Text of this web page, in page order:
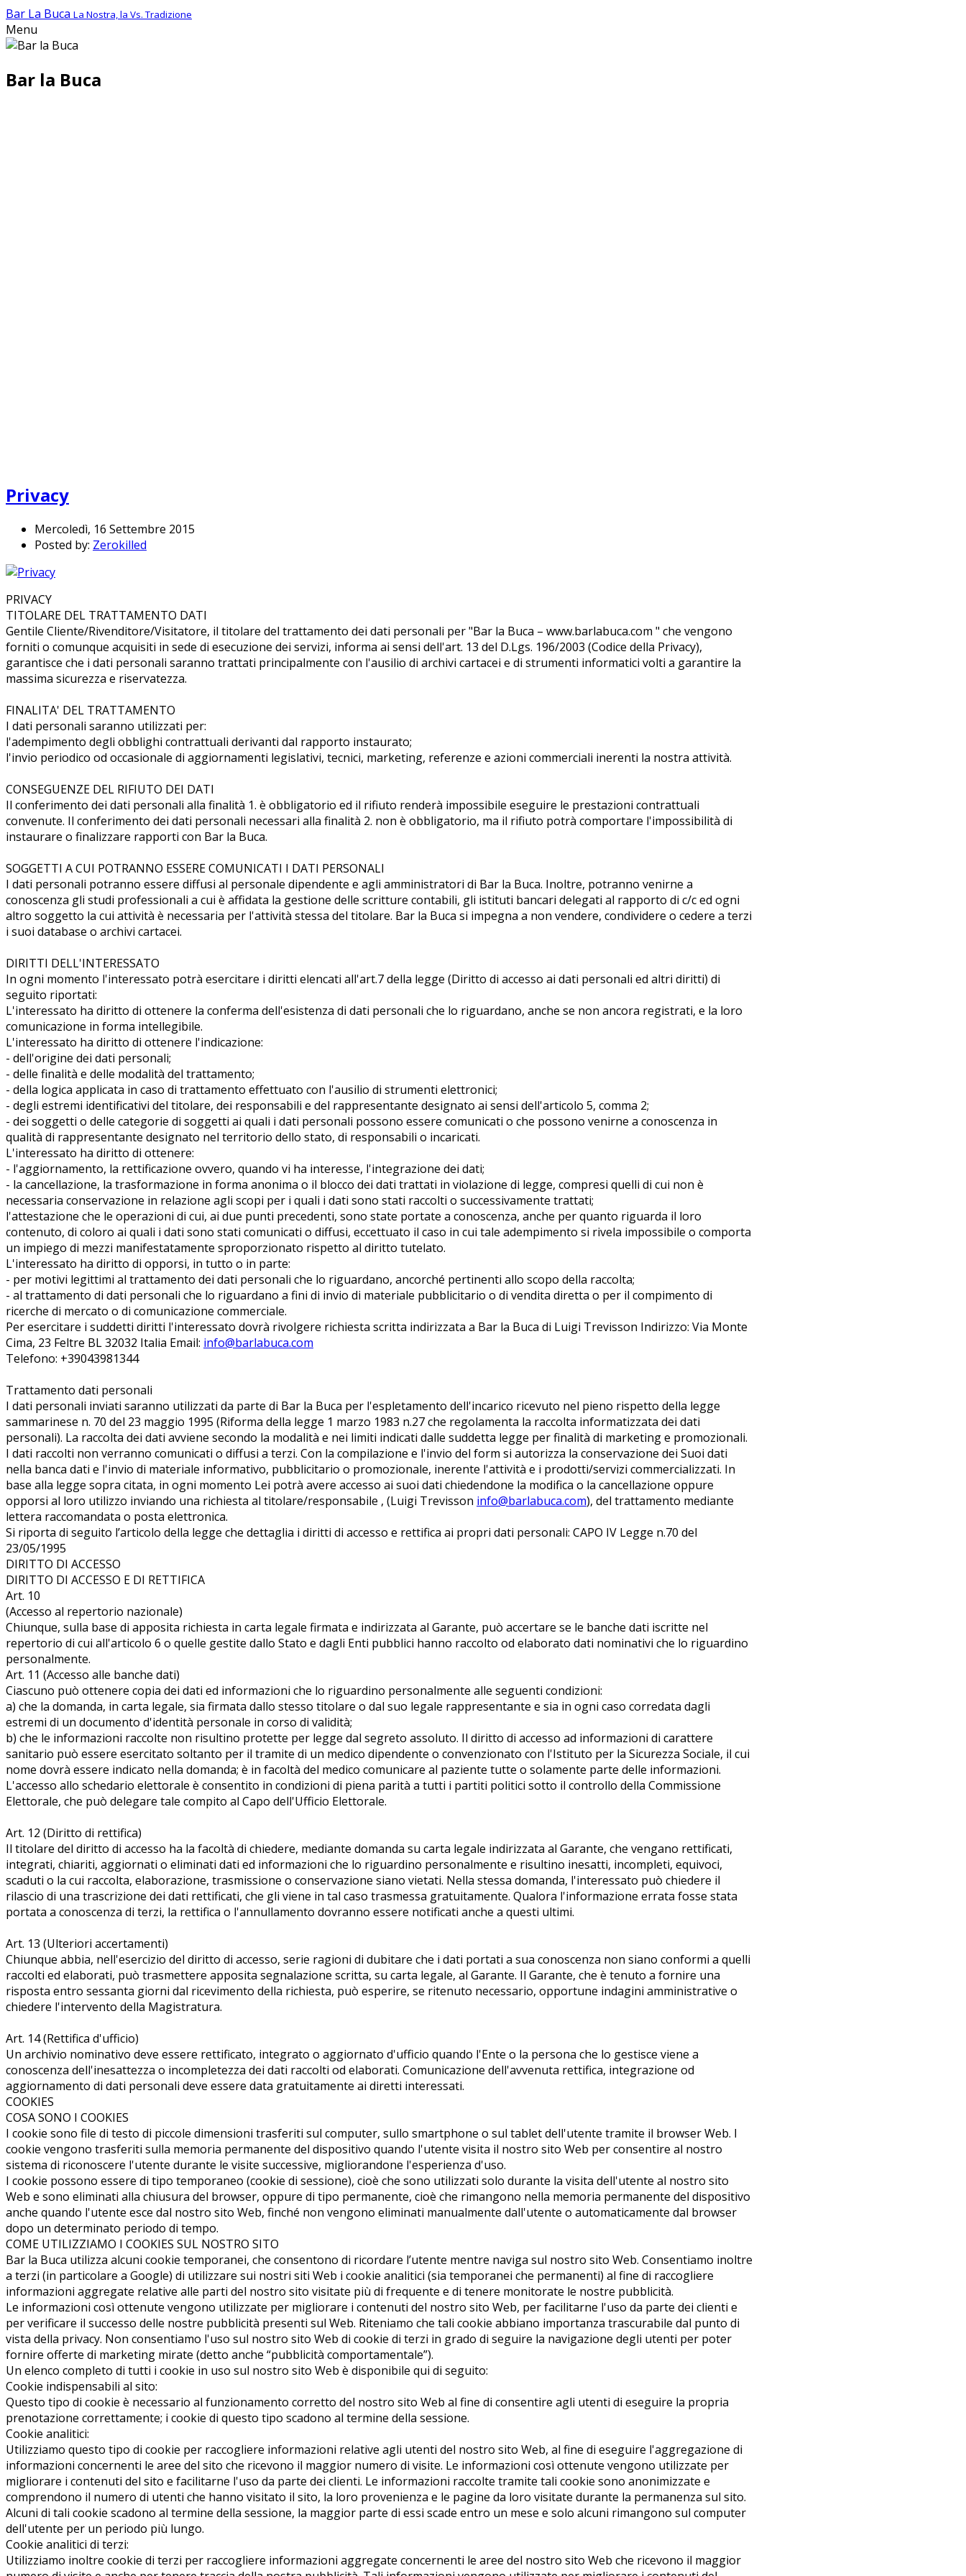
Bar La Buca La Nostra, la Vs. Tradizione
Menu
Bar la Buca
Privacy
Mercoledì, 16 Settembre 2015
Posted by: Zerokilled
PRIVACY
TITOLARE DEL TRATTAMENTO DATI
Gentile Cliente/Rivenditore/Visitatore, il titolare del trattamento dei dati personali per "Bar la Buca – www.barlabuca.com " che vengono
forniti o comunque acquisiti in sede di esecuzione dei servizi, informa ai sensi dell'art. 13 del D.Lgs. 196/2003 (Codice della Privacy),
garantisce che i dati personali saranno trattati principalmente con l'ausilio di archivi cartacei e di strumenti informatici volti a garantire la
massima sicurezza e riservatezza.
FINALITA' DEL TRATTAMENTO
I dati personali saranno utilizzati per:
l'adempimento degli obblighi contrattuali derivanti dal rapporto instaurato;
l'invio periodico od occasionale di aggiornamenti legislativi, tecnici, marketing, referenze e azioni commerciali inerenti la nostra attività.
CONSEGUENZE DEL RIFIUTO DEI DATI
Il conferimento dei dati personali alla finalità 1. è obbligatorio ed il rifiuto renderà impossibile eseguire le prestazioni contrattuali
convenute. Il conferimento dei dati personali necessari alla finalità 2. non è obbligatorio, ma il rifiuto potrà comportare l'impossibilità di
instaurare o finalizzare rapporti con Bar la Buca.
SOGGETTI A CUI POTRANNO ESSERE COMUNICATI I DATI PERSONALI
I dati personali potranno essere diffusi al personale dipendente e agli amministratori di Bar la Buca. Inoltre, potranno venirne a
conoscenza gli studi professionali a cui è affidata la gestione delle scritture contabili, gli istituti bancari delegati al rapporto di c/c ed ogni
altro soggetto la cui attività è necessaria per l'attività stessa del titolare. Bar la Buca si impegna a non vendere, condividere o cedere a terzi
i suoi database o archivi cartacei.
DIRITTI DELL'INTERESSATO
In ogni momento l'interessato potrà esercitare i diritti elencati all'art.7 della legge (Diritto di accesso ai dati personali ed altri diritti) di
seguito riportati:
L'interessato ha diritto di ottenere la conferma dell'esistenza di dati personali che lo riguardano, anche se non ancora registrati, e la loro
comunicazione in forma intellegibile.
L'interessato ha diritto di ottenere l'indicazione:
- dell'origine dei dati personali;
- delle finalità e delle modalità del trattamento;
- della logica applicata in caso di trattamento effettuato con l'ausilio di strumenti elettronici;
- degli estremi identificativi del titolare, dei responsabili e del rappresentante designato ai sensi dell'articolo 5, comma 2;
- dei soggetti o delle categorie di soggetti ai quali i dati personali possono essere comunicati o che possono venirne a conoscenza in
qualità di rappresentante designato nel territorio dello stato, di responsabili o incaricati.
L'interessato ha diritto di ottenere:
- l'aggiornamento, la rettificazione ovvero, quando vi ha interesse, l'integrazione dei dati;
- la cancellazione, la trasformazione in forma anonima o il blocco dei dati trattati in violazione di legge, compresi quelli di cui non è
necessaria conservazione in relazione agli scopi per i quali i dati sono stati raccolti o successivamente trattati;
l'attestazione che le operazioni di cui, ai due punti precedenti, sono state portate a conoscenza, anche per quanto riguarda il loro
contenuto, di coloro ai quali i dati sono stati comunicati o diffusi, eccettuato il caso in cui tale adempimento si rivela impossibile o comporta
un impiego di mezzi manifestatamente sproporzionato rispetto al diritto tutelato.
L'interessato ha diritto di opporsi, in tutto o in parte:
- per motivi legittimi al trattamento dei dati personali che lo riguardano, ancorché pertinenti allo scopo della raccolta;
- al trattamento di dati personali che lo riguardano a fini di invio di materiale pubblicitario o di vendita diretta o per il compimento di
ricerche di mercato o di comunicazione commerciale.
Per esercitare i suddetti diritti l'interessato dovrà rivolgere richiesta scritta indirizzata a Bar la Buca di Luigi Trevisson Indirizzo: Via Monte
Cima, 23 Feltre BL 32032 Italia Email: info@barlabuca.com
Telefono: +39043981344
Trattamento dati personali
I dati personali inviati saranno utilizzati da parte di Bar la Buca per l'espletamento dell'incarico ricevuto nel pieno rispetto della legge
sammarinese n. 70 del 23 maggio 1995 (Riforma della legge 1 marzo 1983 n.27 che regolamenta la raccolta informatizzata dei dati
personali). La raccolta dei dati avviene secondo la modalità e nei limiti indicati dalle suddetta legge per finalità di marketing e promozionali.
I dati raccolti non verranno comunicati o diffusi a terzi. Con la compilazione e l'invio del form si autorizza la conservazione dei Suoi dati
nella banca dati e l'invio di materiale informativo, pubblicitario o promozionale, inerente l'attività e i prodotti/servizi commercializzati. In
base alla legge sopra citata, in ogni momento Lei potrà avere accesso ai suoi dati chiedendone la modifica o la cancellazione oppure
opporsi al loro utilizzo inviando una richiesta al titolare/responsabile , (Luigi Trevisson info@barlabuca.com), del trattamento mediante
lettera raccomandata o posta elettronica.
Si riporta di seguito l’articolo della legge che dettaglia i diritti di accesso e rettifica ai propri dati personali: CAPO IV Legge n.70 del
23/05/1995
DIRITTO DI ACCESSO
DIRITTO DI ACCESSO E DI RETTIFICA
Art. 10
(Accesso al repertorio nazionale)
Chiunque, sulla base di apposita richiesta in carta legale firmata e indirizzata al Garante, può accertare se le banche dati iscritte nel
repertorio di cui all'articolo 6 o quelle gestite dallo Stato e dagli Enti pubblici hanno raccolto od elaborato dati nominativi che lo riguardino
personalmente.
Art. 11 (Accesso alle banche dati)
Ciascuno può ottenere copia dei dati ed informazioni che lo riguardino personalmente alle seguenti condizioni:
a) che la domanda, in carta legale, sia firmata dallo stesso titolare o dal suo legale rappresentante e sia in ogni caso corredata dagli
estremi di un documento d'identità personale in corso di validità;
b) che le informazioni raccolte non risultino protette per legge dal segreto assoluto. Il diritto di accesso ad informazioni di carattere
sanitario può essere esercitato soltanto per il tramite di un medico dipendente o convenzionato con l'Istituto per la Sicurezza Sociale, il cui
nome dovrà essere indicato nella domanda; è in facoltà del medico comunicare al paziente tutte o solamente parte delle informazioni.
L'accesso allo schedario elettorale è consentito in condizioni di piena parità a tutti i partiti politici sotto il controllo della Commissione
Elettorale, che può delegare tale compito al Capo dell'Ufficio Elettorale.
Art. 12 (Diritto di rettifica)
Il titolare del diritto di accesso ha la facoltà di chiedere, mediante domanda su carta legale indirizzata al Garante, che vengano rettificati,
integrati, chiariti, aggiornati o eliminati dati ed informazioni che lo riguardino personalmente e risultino inesatti, incompleti, equivoci,
scaduti o la cui raccolta, elaborazione, trasmissione o conservazione siano vietati. Nella stessa domanda, l'interessato può chiedere il
rilascio di una trascrizione dei dati rettificati, che gli viene in tal caso trasmessa gratuitamente. Qualora l'informazione errata fosse stata
portata a conoscenza di terzi, la rettifica o l'annullamento dovranno essere notificati anche a questi ultimi.
Art. 13 (Ulteriori accertamenti)
Chiunque abbia, nell'esercizio del diritto di accesso, serie ragioni di dubitare che i dati portati a sua conoscenza non siano conformi a quelli
raccolti ed elaborati, può trasmettere apposita segnalazione scritta, su carta legale, al Garante. Il Garante, che è tenuto a fornire una
risposta entro sessanta giorni dal ricevimento della richiesta, può esperire, se ritenuto necessario, opportune indagini amministrative o
chiedere l'intervento della Magistratura.
Art. 14 (Rettifica d'ufficio)
Un archivio nominativo deve essere rettificato, integrato o aggiornato d'ufficio quando l'Ente o la persona che lo gestisce viene a
conoscenza dell'inesattezza o incompletezza dei dati raccolti od elaborati. Comunicazione dell'avvenuta rettifica, integrazione od
aggiornamento di dati personali deve essere data gratuitamente ai diretti interessati.
COOKIES
COSA SONO I COOKIES
I cookie sono file di testo di piccole dimensioni trasferiti sul computer, sullo smartphone o sul tablet dell'utente tramite il browser Web. I
cookie vengono trasferiti sulla memoria permanente del dispositivo quando l'utente visita il nostro sito Web per consentire al nostro
sistema di riconoscere l'utente durante le visite successive, migliorandone l'esperienza d'uso.
I cookie possono essere di tipo temporaneo (cookie di sessione), cioè che sono utilizzati solo durante la visita dell'utente al nostro sito
Web e sono eliminati alla chiusura del browser, oppure di tipo permanente, cioè che rimangono nella memoria permanente del dispositivo
anche quando l'utente esce dal nostro sito Web, finché non vengono eliminati manualmente dall'utente o automaticamente dal browser
dopo un determinato periodo di tempo.
COME UTILIZZIAMO I COOKIES SUL NOSTRO SITO
Bar la Buca utilizza alcuni cookie temporanei, che consentono di ricordare l’utente mentre naviga sul nostro sito Web. Consentiamo inoltre
a terzi (in particolare a Google) di utilizzare sui nostri siti Web i cookie analitici (sia temporanei che permanenti) al fine di raccogliere
informazioni aggregate relative alle parti del nostro sito visitate più di frequente e di tenere monitorate le nostre pubblicità.
Le informazioni così ottenute vengono utilizzate per migliorare i contenuti del nostro sito Web, per facilitarne l'uso da parte dei clienti e
per verificare il successo delle nostre pubblicità presenti sul Web. Riteniamo che tali cookie abbiano importanza trascurabile dal punto di
vista della privacy. Non consentiamo l'uso sul nostro sito Web di cookie di terzi in grado di seguire la navigazione degli utenti per poter
fornire offerte di marketing mirate (detto anche “pubblicità comportamentale”).
Un elenco completo di tutti i cookie in uso sul nostro sito Web è disponibile qui di seguito:
Cookie indispensabili al sito:
Questo tipo di cookie è necessario al funzionamento corretto del nostro sito Web al fine di consentire agli utenti di eseguire la propria
prenotazione correttamente; i cookie di questo tipo scadono al termine della sessione.
Cookie analitici:
Utilizziamo questo tipo di cookie per raccogliere informazioni relative agli utenti del nostro sito Web, al fine di eseguire l'aggregazione di
informazioni concernenti le aree del sito che ricevono il maggior numero di visite. Le informazioni così ottenute vengono utilizzate per
migliorare i contenuti del sito e facilitarne l'uso da parte dei clienti. Le informazioni raccolte tramite tali cookie sono anonimizzate e
comprendono il numero di utenti che hanno visitato il sito, la loro provenienza e le pagine da loro visitate durante la permanenza sul sito.
Alcuni di tali cookie scadono al termine della sessione, la maggior parte di essi scade entro un mese e solo alcuni rimangono sul computer
dell'utente per un periodo più lungo.
Cookie analitici di terzi:
Utilizziamo inoltre cookie di terzi per raccogliere informazioni aggregate concernenti le aree del nostro sito Web che ricevono il maggior